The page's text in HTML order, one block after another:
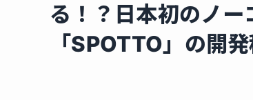
る！？日本初のノ
「SPOTTO」の開